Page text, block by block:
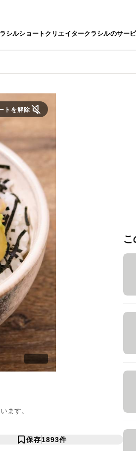
シルショートクリエイタークラシルのサー
トを解除
ます。
保存1893件